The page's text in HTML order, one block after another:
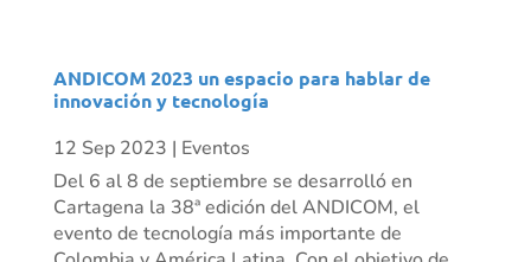
ANDICOM 2023 un espacio para hablar de
innovación y tecnología
12 Sep 2023 | Eventos
Del 6 al 8 de septiembre se desarrolló en
Cartagena la 38ª edición del ANDICOM, el
evento de tecnología más importante de